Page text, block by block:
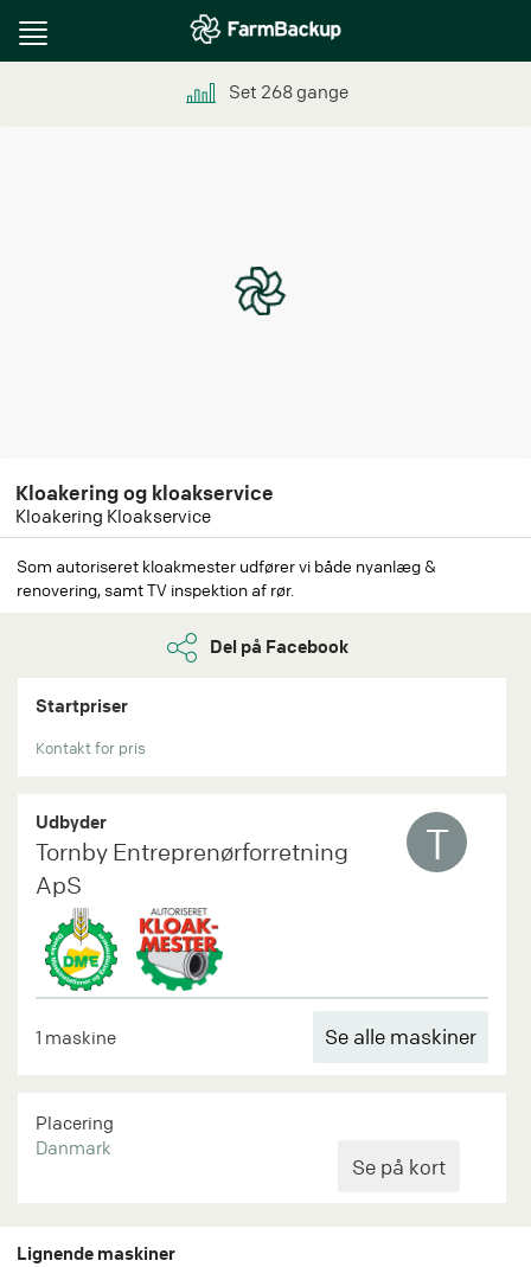
Toggle
Set 268gange
Kloakering og kloakservice
Kloakering Kloakservice
Som autoriseret kloakmester udfører vi både nyanlæg &
renovering, samt TV inspektion af rør.
Del på Facebook
Startpriser
Kontakt for pris
Udbyder
Tornby Entreprenørforretning
ApS
T
1 maskine Se alle maskiner
Placering
Danmark
Lignende maskiner